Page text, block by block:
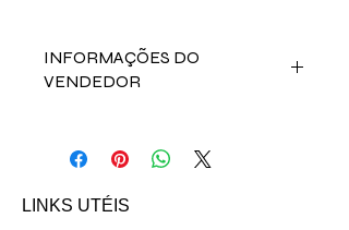
INFORMAÇÕES DO
VENDEDOR
Brock dos Reis clicando abaixo:
Email: cibelebrock@yahoo.com.br
LINKS UTÉIS